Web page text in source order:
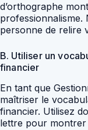
d’orthographe
professionnalisme.
personne de relire
B. Utiliser un
financier
En tant que
maîtriser le
financier. Utilisez
lettre pour montrer